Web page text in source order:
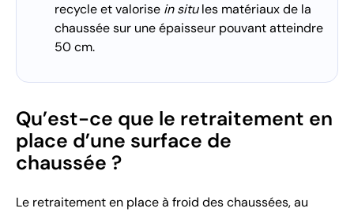
recycle et valorise in situles matériaux de la
chaussée sur une épaisseur pouvant atteindre
50 cm.
Qu’est-ce que le retraitement en
place d’une surface de
chaussée ?
Le retraitement en place à froid des chaussées, au